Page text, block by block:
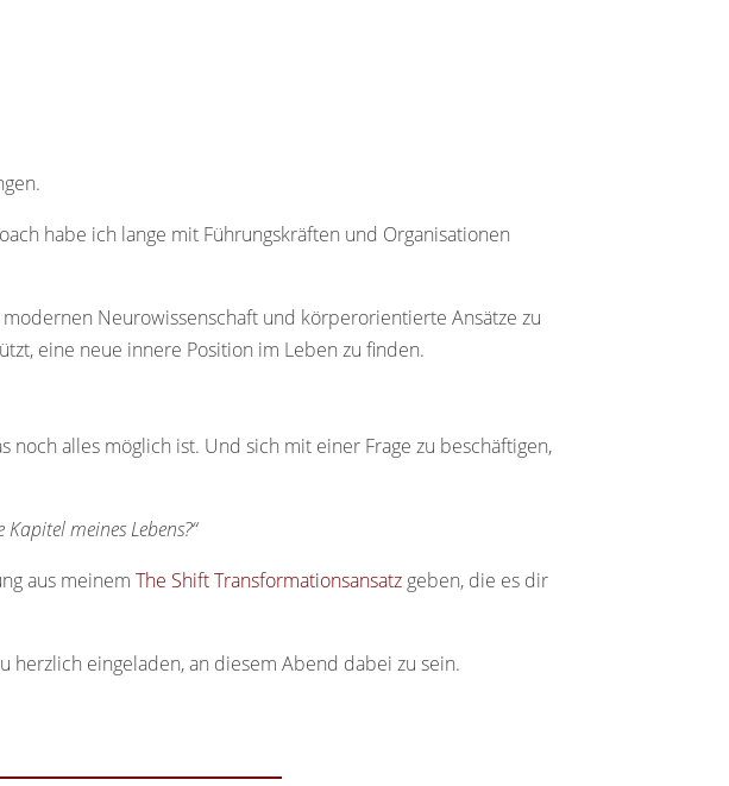
habe ich lange mit Führungskräften und Organisationen
Neurowissenschaft und körperorientierte Ansätze zu
eine neue innere Position im Leben zu finden.
alles möglich ist. Und sich mit einer Frage zu beschäftigen,
meines Lebens?“
aus meinemThe Shift Transformationsansatz geben, die es dir
herzlich eingeladen, an diesem Abend dabei zu sein.